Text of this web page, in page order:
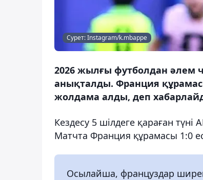
Сурет: Instagram/k.mbappe
2026 жылғы футболдан
анықталды. Франция
жолдама алды, деп
Кездесу 5 шілдеге қараған
Матчта Франция құрамасы 1:0
Осылайша, француздар